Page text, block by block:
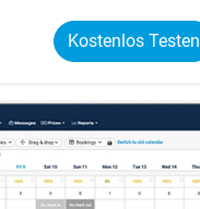
Kostenlos Testen